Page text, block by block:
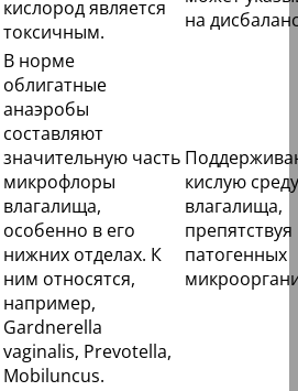
кислород является
токсичным.
на
В норме
облигатные
анаэробы
составляют
значительную часть
микрофлоры
влагалища,
особенно в его
нижних отделах. К
ним относятся,
например,
Gardnerella
vaginalis, Prevotella,
Mobiluncus.
кислую среду
влагалища,
препятствуя
патогенных